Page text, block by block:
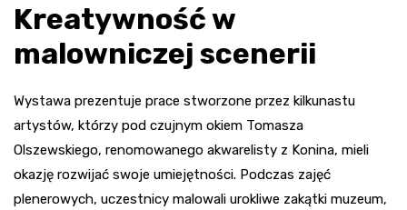
Kreatywność w
malowniczej scenerii
Wystawa prezentuje prace stworzone przez kilkunastu
artystów, którzy pod czujnym okiem Tomasza
Olszewskiego, renomowanego akwarelisty z Konina, mieli
okazję rozwijać swoje umiejętności. Podczas zajęć
plenerowych, uczestnicy malowali urokliwe zakątki muzeum,